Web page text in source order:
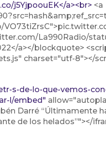
j5YjpoouEK</a><br> <a
La990Radio/
a></blockquote>
charset="utf-8"></
s-de-lo-que-vemos-
l/embed"
Darré “Últimamente
de los helados”"></